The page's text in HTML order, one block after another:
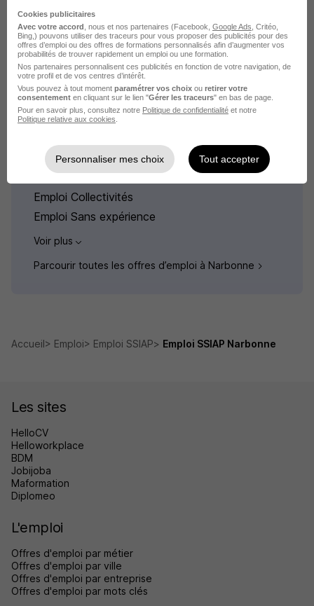
L'emploi par mot clé à Narbonne
Emploi Stable
Emploi Fonction publique
Emploi Débutant
Emploi Collectivités
Emploi Sans expérience
Voir plus
Parcourir toutes les offres d’emploi à Narbonne
Accueil Emploi Emploi SSIAP Emploi SSIAP Narbonne
Les sites
HelloCV
Helloworkplace
BDM
Jobijoba
Maformation
Diplomeo
L'emploi
Offres d'emploi par métier
Offres d'emploi par ville
Offres d'emploi par entreprise
Offres d'emploi par mots clés
Cookies publicitaires
Avec votre accord , nous et nos partenaires (Facebook, Google Ads , Critéo,
Bing,) pouvons utiliser des traceurs pour vous proposer des publicités pour des
offres d’emploi ou des offres de formations personnalisés afin d’augmenter vos
probabilités de trouver rapidement un emploi ou une formation.
Nos partenaires personnalisent ces publicités en fonction de votre navigation, de
votre profil et de vos centres d’intérêt.
Vous pouvez à tout moment paramétrer vos choix ou retirer votre
consentement en cliquant sur le lien "Gérer les traceurs" en bas de page.
Pour en savoir plus, consultez notre Politique de confidentialité et notre
Politique relative aux cookies
Personnaliser mes choix Tout accepter